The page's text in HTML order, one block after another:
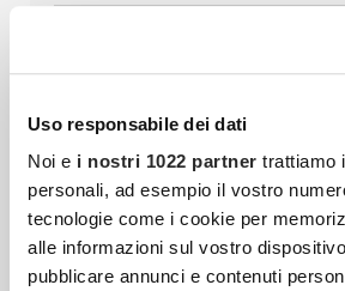
Uso responsabile dei dati
Noi e i nostri 1022 partner trattiamo
personali, ad esempio il vostro
tecnologie come i cookie per
alle informazioni sul vostro
pubblicare annunci e contenuti
Natale A Lecce: Guida Completa
Scopri la magia del Natale in
Lecce, la pietra barocca si
profumano di dolci e le
luci e tradizioni uniche nel